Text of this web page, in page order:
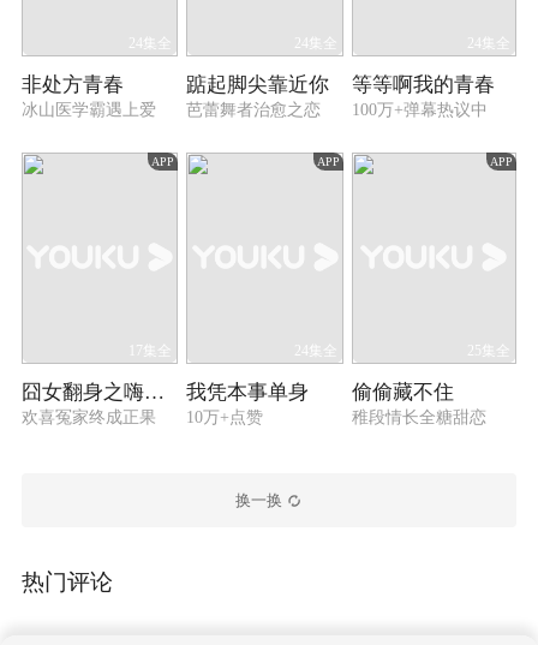
24集全
非处方青春
冰山医学霸遇上爱
24集全
踮起脚尖靠近你
芭蕾舞者治愈之恋
24集全
等等啊我的青春
100万+弹幕热议中
APP
17集全
囧女翻身之嗨如花 第二季
欢喜冤家终成正果
APP
24集全
我凭本事单身
10万+点赞
APP
25集全
偷偷藏不住
稚段情长全糖甜恋
换一换
热门评论